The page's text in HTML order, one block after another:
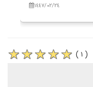
١٤٤٧/٠٢/٢٤
( ١ )